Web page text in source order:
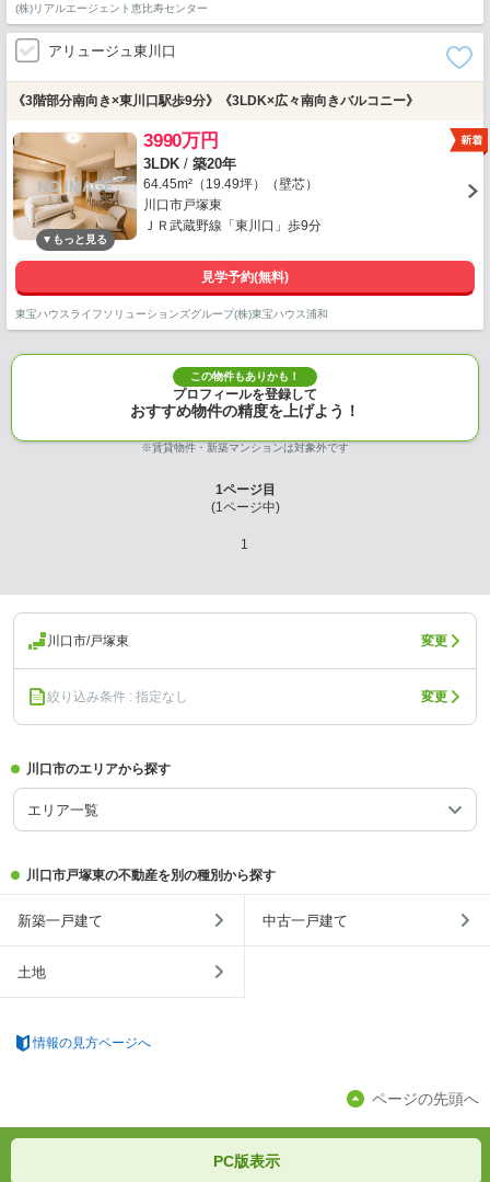
(株)リアルエージェント恵比寿センター
アリュージュ東川口
《3階部分南向き×東川口駅歩9分》《3LDK×広々南向きバルコニー》
3990万円
3LDK / 築20年
64.45m²（19.49坪）（壁芯）
川口市戸塚東
ＪＲ武蔵野線「東川口」歩9分
見学予約(無料)
東宝ハウスライフソリューションズグループ(株)東宝ハウス浦和
この物件もありかも！
プロフィールを登録して
おすすめ物件の精度を上げよう！
※賃貸物件・新築マンションは対象外です
1ページ目
(1ページ中)
1
川口市/戸塚東 変更
絞り込み条件 : 指定なし 変更
川口市のエリアから探す
エリア一覧
川口市戸塚東の不動産を別の種別から探す
新築一戸建て 中古一戸建て
土地
情報の見方ページへ
ページの先頭へ
PC版表示